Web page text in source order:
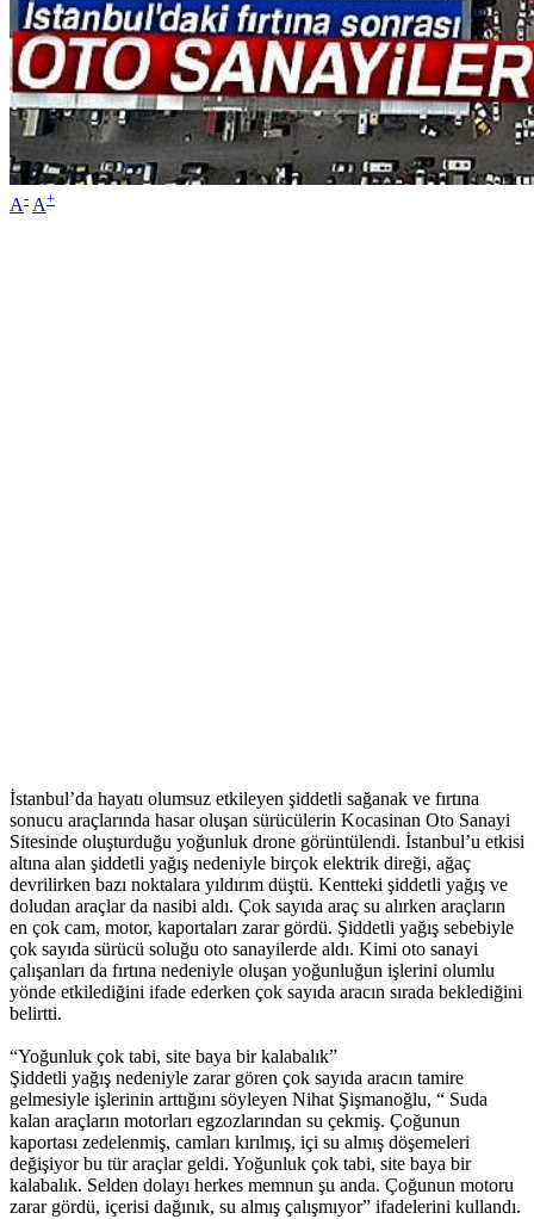
A- A+
İstanbul’da hayatı olumsuz etkileyen şiddetli sağanak ve fırtına
sonucu araçlarında hasar oluşan sürücülerin Kocasinan Oto Sanayi
Sitesinde oluşturduğu yoğunluk drone görüntülendi. İstanbul’u etkisi
altına alan şiddetli yağış nedeniyle birçok elektrik direği, ağaç
devrilirken bazı noktalara yıldırım düştü. Kentteki şiddetli yağış ve
doludan araçlar da nasibi aldı. Çok sayıda araç su alırken araçların
en çok cam, motor, kaportaları zarar gördü. Şiddetli yağış sebebiyle
çok sayıda sürücü soluğu oto sanayilerde aldı. Kimi oto sanayi
çalışanları da fırtına nedeniyle oluşan yoğunluğun işlerini olumlu
yönde etkilediğini ifade ederken çok sayıda aracın sırada beklediğini
belirtti.
“Yoğunluk çok tabi, site baya bir kalabalık”
Şiddetli yağış nedeniyle zarar gören çok sayıda aracın tamire
gelmesiyle işlerinin arttığını söyleyen Nihat Şişmanoğlu, “ Suda
kalan araçların motorları egzozlarından su çekmiş. Çoğunun
kaportası zedelenmiş, camları kırılmış, içi su almış döşemeleri
değişiyor bu tür araçlar geldi. Yoğunluk çok tabi, site baya bir
kalabalık. Selden dolayı herkes memnun şu anda. Çoğunun motoru
zarar gördü, içerisi dağınık, su almış çalışmıyor” ifadelerini kullandı.